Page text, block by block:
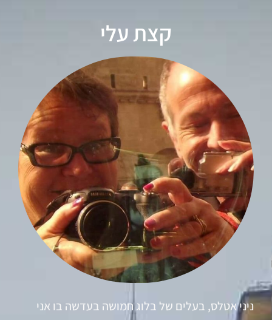
קצת עלי
ניני אטלס, בעלים של בלוג חמושה בעדשה בו אני